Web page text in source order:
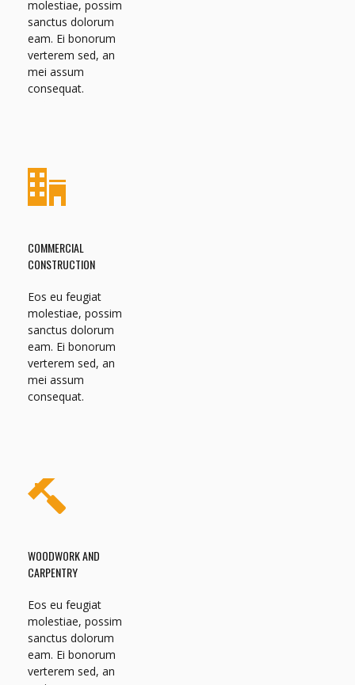
molestiae, possim
sanctus dolorum
eam. Ei bonorum
verterem sed, an
mei assum
consequat.
COMMERCIAL
CONSTRUCTION
Eos eu feugiat
molestiae, possim
sanctus dolorum
eam. Ei bonorum
verterem sed, an
mei assum
consequat.
WOODWORK AND
CARPENTRY
Eos eu feugiat
molestiae, possim
sanctus dolorum
eam. Ei bonorum
verterem sed, an